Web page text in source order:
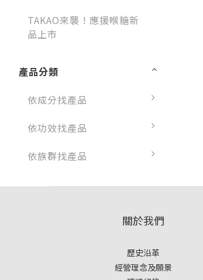
TAKAO來襲 ! 應援喉糖新
品上市
產品分類
依成分找產品
依功效找產品
依族群找產品
關於我們
歷史沿革
經營理念及願景